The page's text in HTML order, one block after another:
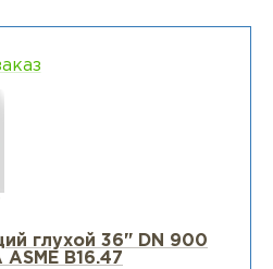
глухой 36" DN 900
B16.47